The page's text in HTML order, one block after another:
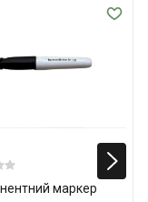
маркер